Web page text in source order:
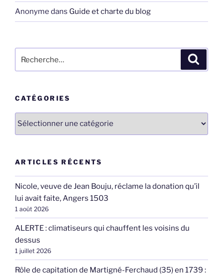
Anonyme dans Guide et charte du blog
pour
CATÉGORIES
Catégories
ARTICLES RÉCENTS
Nicole, veuve de Jean Bouju, réclame la donation qu’il
lui avait faite, Angers 1503
1 août 2026
ALERTE : climatiseurs qui chauffent les voisins du
dessus
1 juillet 2026
Rôle de capitation de Martigné-Ferchaud (35) en 1739 :